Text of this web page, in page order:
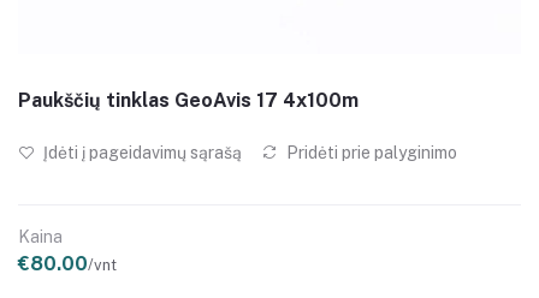
Paukščių tinklas GeoAvis 17 4x100m
Įdėti į pageidavimų sąrašą Pridėti prie palyginimo
Kaina
€80.00/vnt